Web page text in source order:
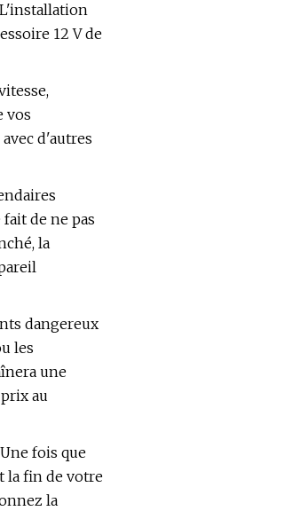
12 V de
vos
d'autres
de ne pas
la
dangereux
les
une
au
fois que
la fin de votre
la